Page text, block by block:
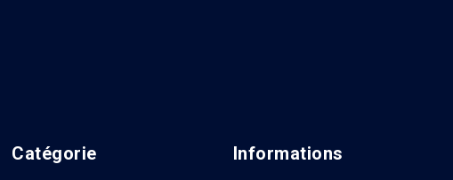
Catégorie Informations